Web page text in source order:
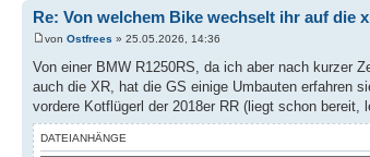
Re: Von welchem Bike wechselt ihr auf die
von Ostfrees » 25.05.2026, 14:36
Von einer BMW R1250RS, da ich aber nach kurzer
auch die XR, hat die GS einige Umbauten erfahren
vordere Kotflügerl der 2018er RR (liegt schon bereit,
DATEIANHÄNGE